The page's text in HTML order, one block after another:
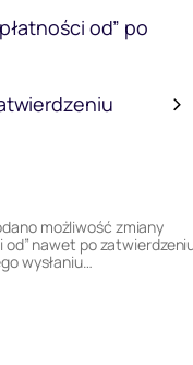
od” po
możliwość zmiany
nawet po
wysłaniu…